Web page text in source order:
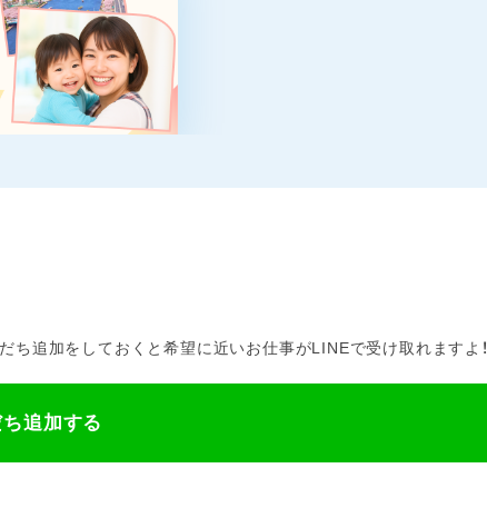
追加をしておくと希望に近いお仕事がLINEで受け取れますよ！
追加する